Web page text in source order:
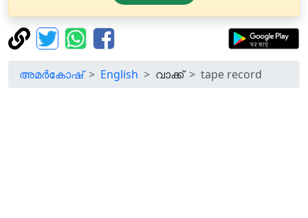
അമർകോഷ് English വാക്ക് tape record